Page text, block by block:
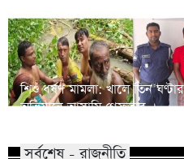
শিশু ধর্ষণ মামলা: খালে তিন ঘণ্টার
অভিযানে আসামি গ্রেফতার
সর্বশেষ - রাজনীতি